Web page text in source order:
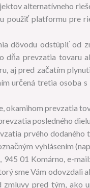
alternatívneho
použiť platformu pre
dôvodu odstúpiť od
prevzatia tovaru
aj pred začatím
určená tretia osoba
okamihom prevzatia
posledného
prvého dodaného
vyhlásením
01 Komárno, e-
sme Vám odovzdali
pred tým, ako